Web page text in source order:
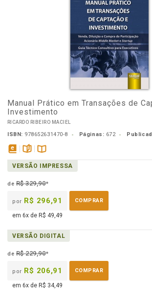
Manual Prático em Transações de
Investimento
RICARDO RIBEIRO MACIEL
ISBN: 978652631470-8 Páginas: 672
disponível
em
páginasDisponível
na
VERSÃO IMPRESSA
deR$ 329,90*
por R$ 296,91 COMPRAR
em 6x de R$ 49,49
VERSÃO DIGITAL
deR$ 229,90*
por R$ 206,91 COMPRAR
em 6x de R$ 34,49